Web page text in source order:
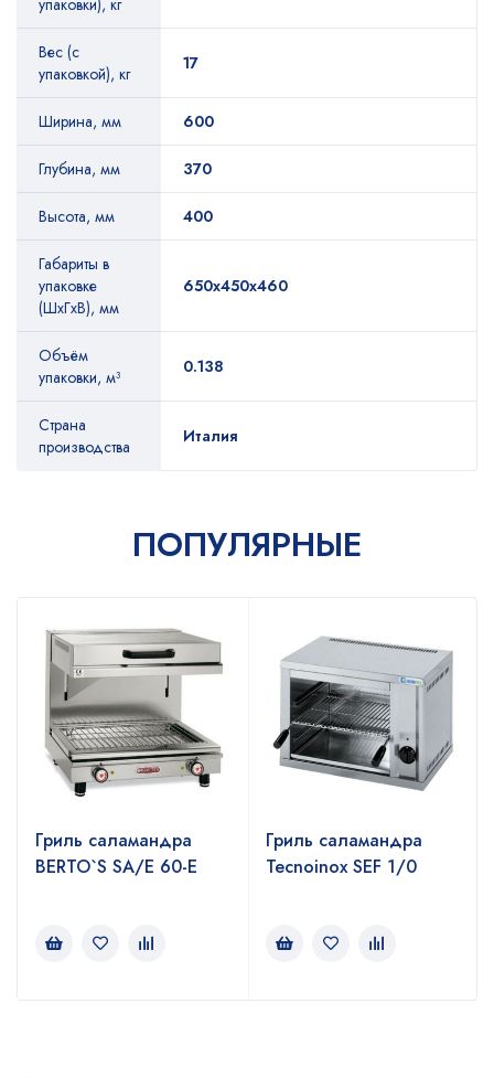
упаковки), кг
Вес (с
упаковкой), кг
17
Ширина, мм 600
Глубина, мм 370
Высота, мм 400
Габариты в
упаковке
(ШхГхВ), мм
650x450x460
Объём
упаковки, м³
0.138
Страна
производства
Италия
ПОПУЛЯРНЫЕ
Гриль саламандра
BERTO`S SA/E 60-E
Гриль саламандра
Tecnoinox SEF 1/0